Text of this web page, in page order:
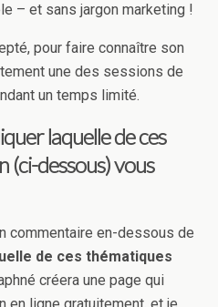
– et sans jargon marketing !
pour faire connaître son
une des sessions de
un temps limité.
laquelle de ces
(ci-dessous) vous
commentaire en-dessous de
de ces thématiques
créera une page qui